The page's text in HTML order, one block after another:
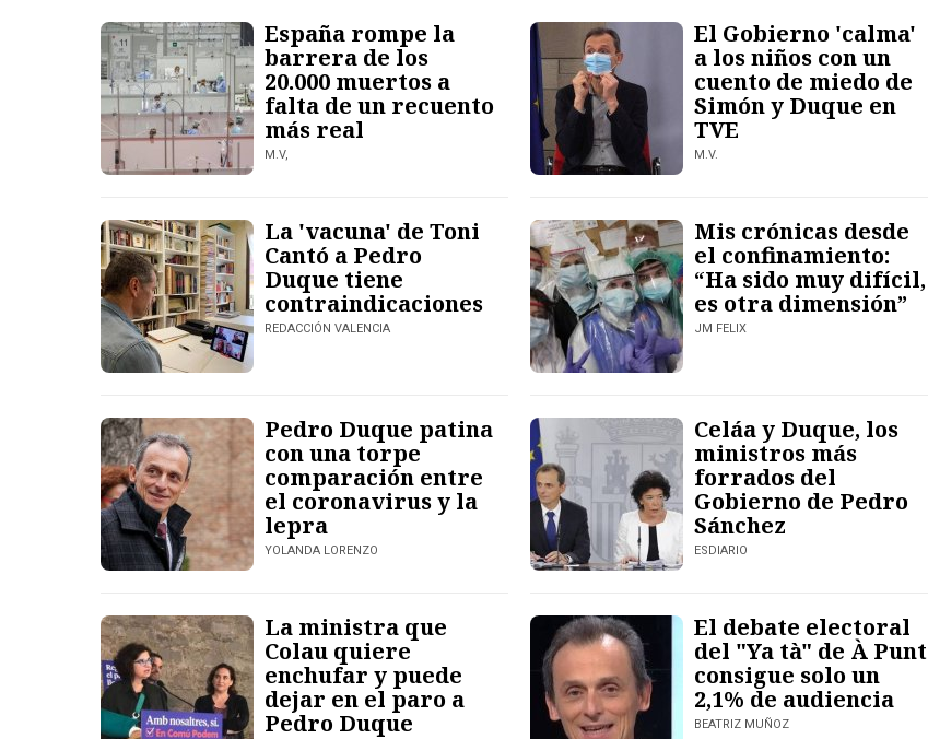
España rompe la
barrera de los
20.000 muertos a
falta de un recuento
más real
M.V,
El Gobierno 'calma'
a los niños con un
cuento de miedo de
Simón y Duque en
TVE
M.V.
La 'vacuna' de Toni
Cantó a Pedro
Duque tiene
contraindicaciones
REDACCIÓN VALENCIA
Mis crónicas desde
el confinamiento:
“Ha sido muy difícil,
es otra dimensión”
JM FELIX
Pedro Duque patina
con una torpe
comparación entre
el coronavirus y la
lepra
YOLANDA LORENZO
Celáa y Duque, los
ministros más
forrados del
Gobierno de Pedro
Sánchez
ESDIARIO
La ministra que
Colau quiere
enchufar y puede
dejar en el paro a
Pedro Duque
El debate electoral
del "Ya tà" de À Punt
consigue solo un
2,1% de audiencia
BEATRIZ MUÑOZ